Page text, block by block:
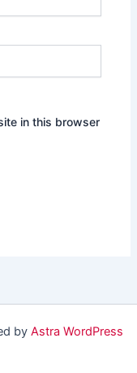
in this browser
by Astra WordPress